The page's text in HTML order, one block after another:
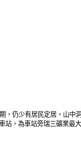
，仍少有居民定居，山
站，為車站旁瑞三礦業最